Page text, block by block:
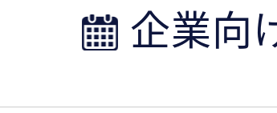
企業向